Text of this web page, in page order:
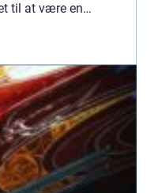
til at være en